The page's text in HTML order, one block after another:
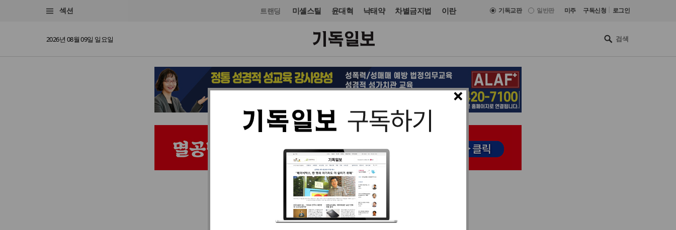
섹션 트랜딩 미셸스틸 윤대혁 낙태약 차별금지법 이란 기독교판 일반판 미주 구독신청 로그인
2026년 08월 09일 일요일
×
선교 입력 2025. 01. 15 16:51